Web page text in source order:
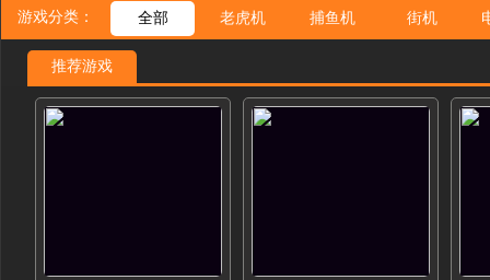
游戏分类： 全部 老虎机 捕鱼机 街机
推荐游戏